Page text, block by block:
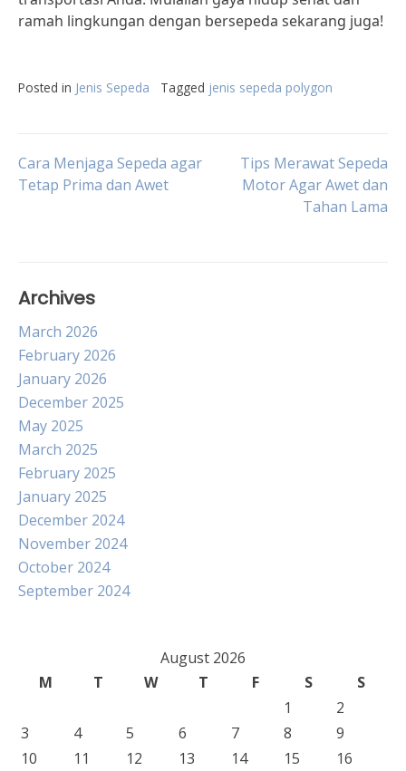
ramah lingkungan dengan bersepeda sekarang juga!
Posted in Jenis Sepeda Tagged jenis sepeda polygon
Post
Cara Menjaga Sepeda agar
Tetap Prima dan Awet
Tips Merawat Sepeda
Motor Agar Awet dan
Tahan Lama
Archives
March 2026
February 2026
January 2026
December 2025
May 2025
March 2025
February 2025
January 2025
December 2024
November 2024
October 2024
September 2024
August 2026
M
T W T F S
S
1
2
3
4 5 6 7 8
9
10
11 12 13 14 15 16